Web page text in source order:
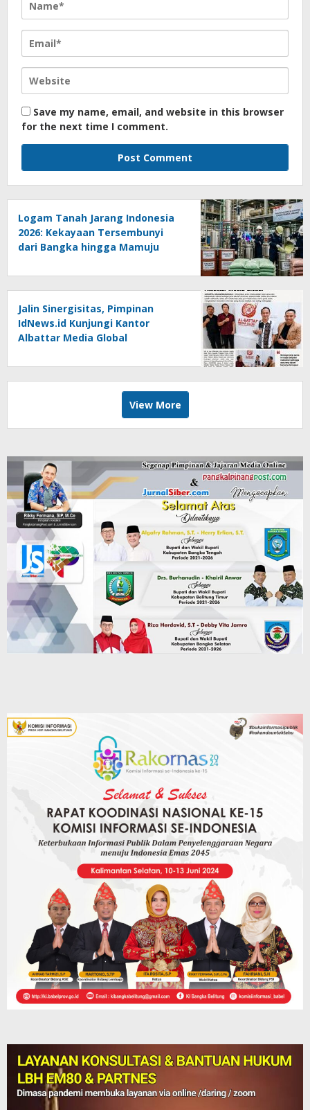
Save my name, email, and website in this browser
for the next time I comment.
Logam Tanah Jarang Indonesia
2026: Kekayaan Tersembunyi
dari Bangka hingga Mamuju
Jalin Sinergisitas, Pimpinan
IdNews.id Kunjungi Kantor
Albattar Media Global
View More